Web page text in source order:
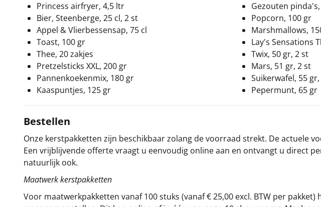
Princess airfryer, 4,5 ltr
Bier, Steenberge, 25 cl, 2 st
Appel & Vlierbessensap, 75 cl
Toast, 100 gr
Thee, 20 zakjes
Pretzelsticks XXL, 200 gr
Pannenkoekenmix, 180 gr
Kaaspuntjes, 125 gr
Gezouten
Popcorn, 100 gr
Marshmallows,
Lay's Sensations
Twix, 50 gr, 2 st
Mars, 51 gr, 2 st
Suikerwafel, 55
Pepermunt, 65 gr
Bestellen
Onze kerstpakketten zijn beschikbaar zolang de voorraad strekt. De actuele
Een vrijblijvende offerte vraagt u eenvoudig online aan en ontvangt u direct
natuurlijk ook.
Maatwerk kerstpakketten
Voor maatwerkpakketten vanaf 100 stuks (vanaf € 25,00 excl. BTW per